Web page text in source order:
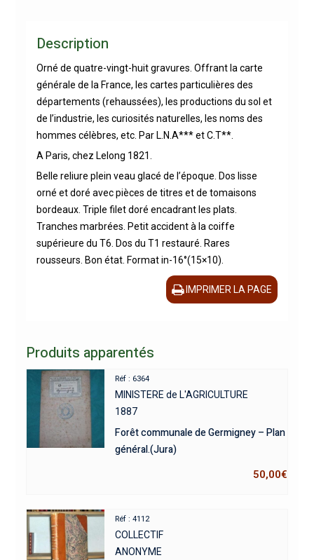
Description
Orné de quatre-vingt-huit gravures. Offrant la carte
générale de la France, les cartes particulières des
départements (rehaussées), les productions du sol et
de l’industrie, les curiosités naturelles, les noms des
hommes célèbres, etc. Par L.N.A*** et C.T**.
A Paris, chez Lelong 1821.
Belle reliure plein veau glacé de l’époque. Dos lisse
orné et doré avec pièces de titres et de tomaisons
bordeaux. Triple filet doré encadrant les plats.
Tranches marbrées. Petit accident à la coiffe
supérieure du T6. Dos du T1 restauré. Rares
rousseurs. Bon état. Format in-16°(15×10).
IMPRIMER LA PAGE
Produits apparentés
Réf : 6364
MINISTERE de L'AGRICULTURE
1887
Forêt communale de Germigney – Plan
général.(Jura)
50,00€
Réf : 4112
COLLECTIF
ANONYME